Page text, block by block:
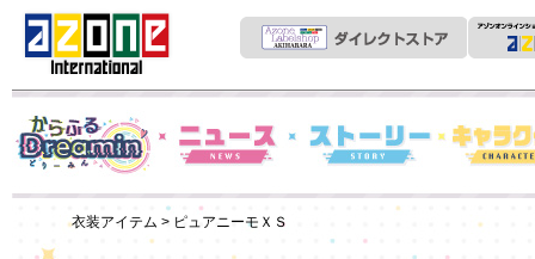
News
衣装アイテム > ピュアニーモＸＳ